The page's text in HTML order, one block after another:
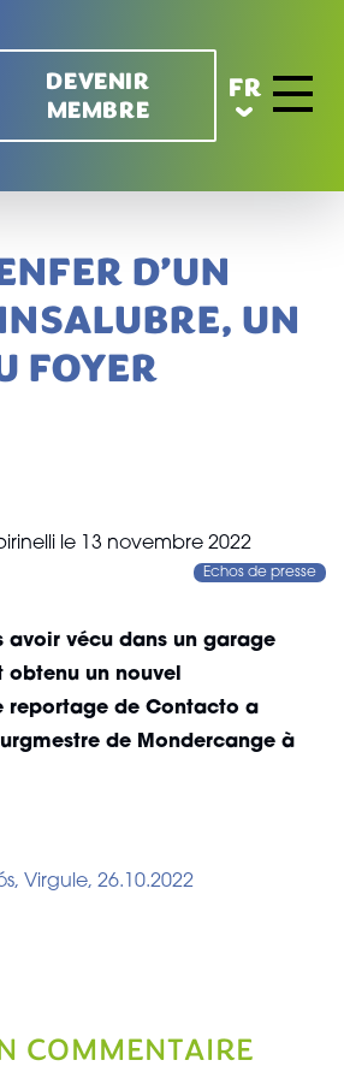
DEVENIR
MEMBRE
FR
Toggle
D’UN
UN
FOYER
le 13 novembre 2022
Echos de presse
avoir vécu dans un garage
obtenu un nouvel
reportage de Contacto a
de Mondercange à
Virgule, 26.10.2022
COMMENTAIRE